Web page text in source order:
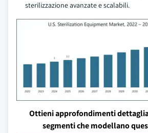
sterilizzazione avanzate e scalabili.
Ottieni approfondimenti
segmenti che modellano